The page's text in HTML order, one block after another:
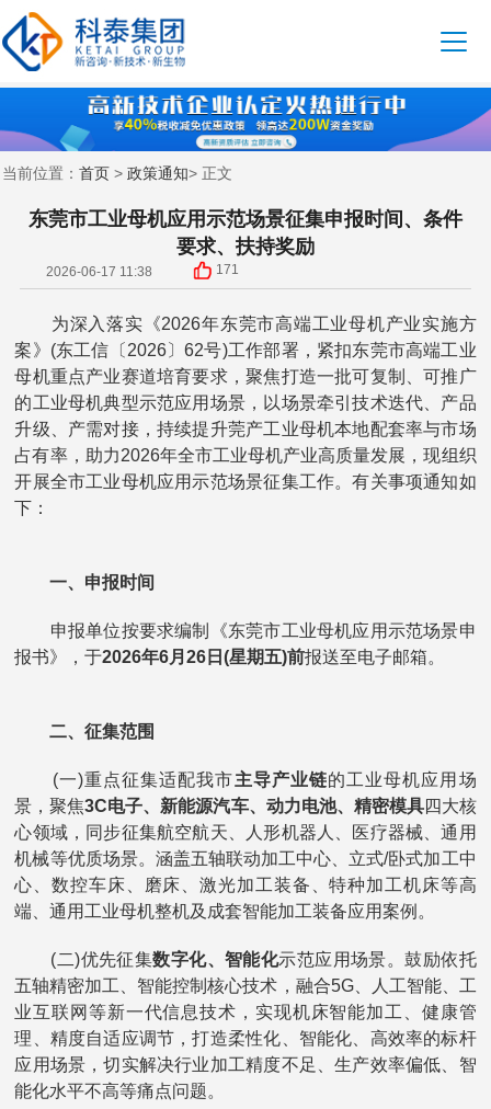
当前位置： 首页 > 政策通知> 正文
东莞市工业母机应用示范场景征集申报时间、条件
要求、扶持奖励
2026-06-17 11:38 171
为深入落实《2026年东莞市高端工业母机产业实施方
案》(东工信〔2026〕62号)工作部署，紧扣东莞市高端工业
母机重点产业赛道培育要求，聚焦打造一批可复制、可推广
的工业母机典型示范应用场景，以场景牵引技术迭代、产品
升级、产需对接，持续提升莞产工业母机本地配套率与市场
占有率，助力2026年全市工业母机产业高质量发展，现组织
开展全市工业母机应用示范场景征集工作。有关事项通知如
下：
一、申报时间
申报单位按要求编制《东莞市工业母机应用示范场景申
报书》，于2026年6月26日(星期五)前报送至电子邮箱。
二、征集范围
(一)重点征集适配我市主导产业链的工业母机应用场
景，聚焦3C电子、新能源汽车、动力电池、精密模具四大核
心领域，同步征集航空航天、人形机器人、医疗器械、通用
机械等优质场景。涵盖五轴联动加工中心、立式/卧式加工中
心、数控车床、磨床、激光加工装备、特种加工机床等高
端、通用工业母机整机及成套智能加工装备应用案例。
(二)优先征集数字化、智能化示范应用场景。鼓励依托
五轴精密加工、智能控制核心技术，融合5G、人工智能、工
业互联网等新一代信息技术，实现机床智能加工、健康管
理、精度自适应调节，打造柔性化、智能化、高效率的标杆
应用场景，切实解决行业加工精度不足、生产效率偏低、智
能化水平不高等痛点问题。